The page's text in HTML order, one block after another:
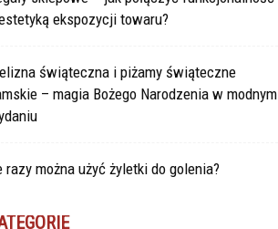
ekspozycji towaru?
świąteczna i piżamy świąteczne
– magia Bożego Narodzenia w modnym
razy można użyć żyletki do golenia?